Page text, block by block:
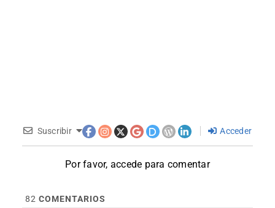
Suscribir Acceder
Por favor, accede para comentar
82 COMENTARIOS